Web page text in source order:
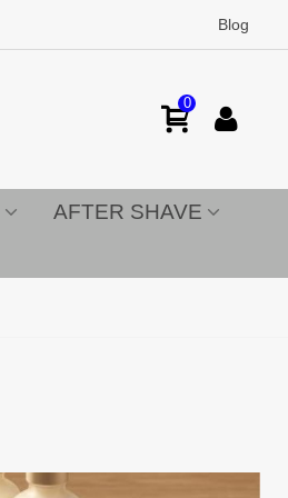
Blog
0
AFTER SHAVE